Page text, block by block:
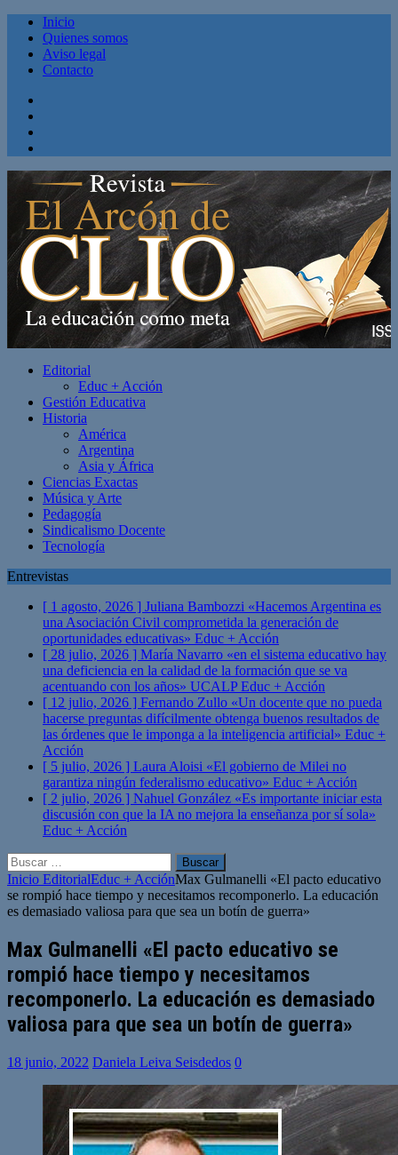
Inicio
Quienes somos
Aviso legal
Contacto
Editorial
Educ + Acción
Gestión Educativa
Historia
América
Argentina
Asia y África
Ciencias Exactas
Música y Arte
Pedagogía
Sindicalismo Docente
Tecnología
Entrevistas
[ 1 agosto, 2026 ] Juliana Bambozzi «Hacemos Argentina es
una Asociación Civil comprometida la generación de
oportunidades educativas» Educ + Acción
[ 28 julio, 2026 ] María Navarro «en el sistema educativo hay
una deficiencia en la calidad de la formación que se va
acentuando con los años» UCALPEduc + Acción
[ 12 julio, 2026 ] Fernando Zullo «Un docente que no pueda
hacerse preguntas difícilmente obtenga buenos resultados de
las órdenes que le imponga a la inteligencia artificial» Educ +
Acción
[ 5 julio, 2026 ] Laura Aloisi «El gobierno de Milei no
garantiza ningún federalismo educativo» Educ + Acción
[ 2 julio, 2026 ] Nahuel González «Es importante iniciar esta
discusión con que la IA no mejora la enseñanza por sí sola»
Educ + Acción
Buscar:
Inicio EditorialEduc + AcciónMax Gulmanelli «El pacto educativo
se rompió hace tiempo y necesitamos recomponerlo. La educación
es demasiado valiosa para que sea un botín de guerra»
Max Gulmanelli «El pacto educativo se
rompió hace tiempo y necesitamos
recomponerlo. La educación es demasiado
valiosa para que sea un botín de guerra»
18 junio, 2022 Daniela Leiva Seisdedos 0